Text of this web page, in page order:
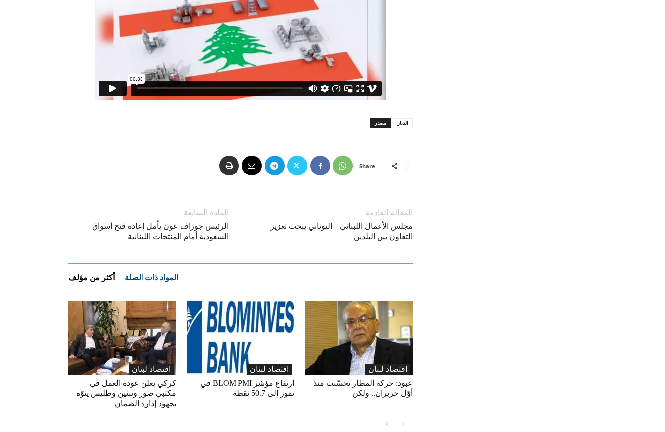
مصدر الديار
Share
المادة السابقة
الرئيس جوزاف عون يأمل إعادة فتح أسواق
السعودية أمام المنتجات اللبنانية
المقالة القادمة
مجلس الأعمال اللبناني – اليوناني يبحث تعزيز
التعاون بين البلدين
المواد ذات الصلة أكثر من مؤلف
اقتصاد لبنان
كركي يعلن عودة العمل في
مكتبي صور وتبنين وطليس ينوّه
بجهود إدارة الضمان
اقتصاد لبنان
ارتفاع مؤشر BLOM PMI في
تموز إلى 50.7 نقطة
اقتصاد لبنان
عبود: حركة المطار تحسّنت منذ
أوّل حزيران.. ولكن